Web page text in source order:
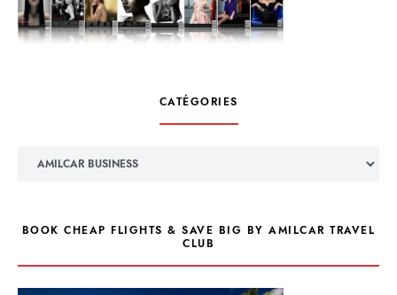
CATÉGORIES
BOOK CHEAP FLIGHTS & SAVE BIG BY AMILCAR TRAVEL
CLUB